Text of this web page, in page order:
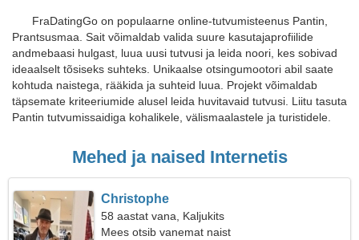
FraDatingGo on populaarne online-tutvumisteenus Pantin,
Prantsusmaa. Sait võimaldab valida suure kasutajaprofiilide
andmebaasi hulgast, luua uusi tutvusi ja leida noori, kes sobivad
ideaalselt tõsiseks suhteks. Unikaalse otsingumootori abil saate
kohtuda naistega, rääkida ja suhteid luua. Projekt võimaldab
täpsemate kriteeriumide alusel leida huvitavaid tutvusi. Liitu tasuta
Pantin tutvumissaidiga kohalikele, välismaalastele ja turistidele.
Mehed ja naised Internetis
Christophe
58 aastat vana, Kaljukits
Mees otsib vanemat naist